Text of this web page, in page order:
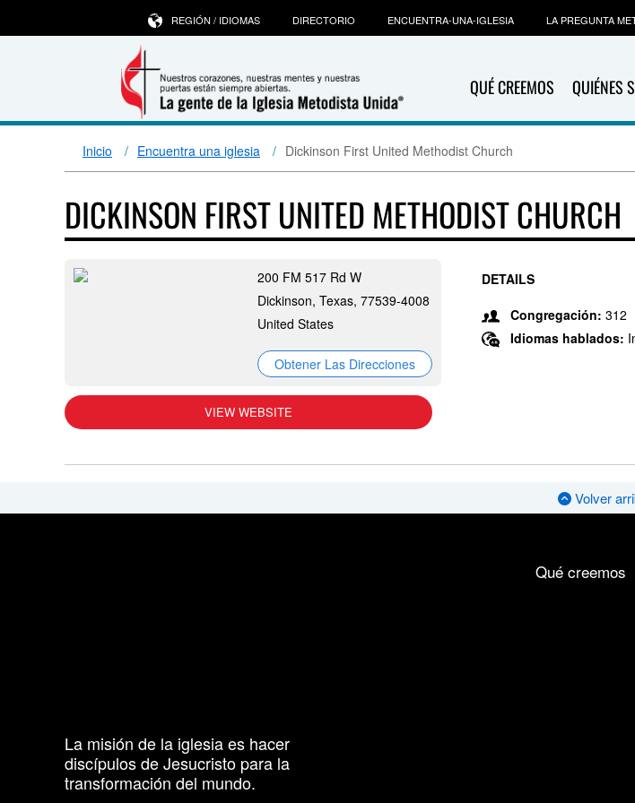
QUÉ CREEMOS QUIÉNES
REGIÓN / IDIOMAS DIRECTORIO ENCUENTRA-UNA-IGLESIA LA PREGUNTA
Inicio Encuentra una iglesia Dickinson First United Methodist Church
DICKINSON FIRST UNITED METHODIST CHURCH
200 FM 517 Rd W
Dickinson, Texas, 77539-4008
United States
Obtener Las Direcciones
VIEW WEBSITE
DETAILS
Congregación: 312
Idiomas hablados:
Volver
La misión de la iglesia es hacer
discípulos de Jesucristo para la
transformación del mundo.
Qué creemos